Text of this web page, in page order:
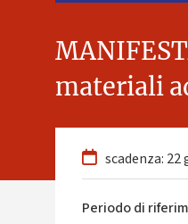
materiali
scadenza: 22
Periodo di